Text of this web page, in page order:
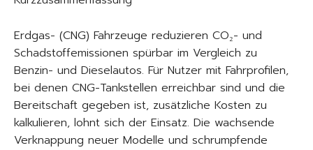
Erdgas- (CNG) Fahrzeuge reduzieren CO₂- und
Schadstoffemissionen spürbar im Vergleich zu
Benzin- und Dieselautos. Für Nutzer mit Fahrprofilen,
bei denen CNG-Tankstellen erreichbar sind und die
Bereitschaft gegeben ist, zusätzliche Kosten zu
kalkulieren, lohnt sich der Einsatz. Die wachsende
Verknappung neuer Modelle und schrumpfende